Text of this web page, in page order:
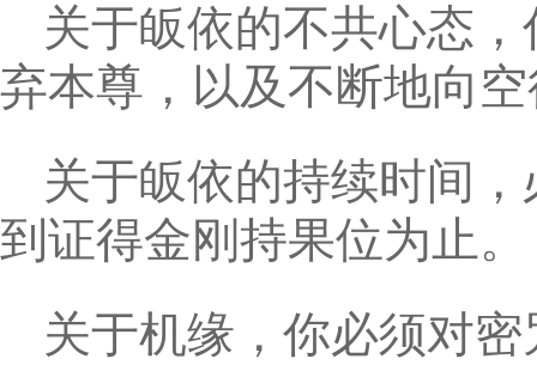
关于皈依的不共心态
弃本尊，以及不断地向
关于皈依的持续时间
到证得金刚持果位为止。
关于机缘，你必须对